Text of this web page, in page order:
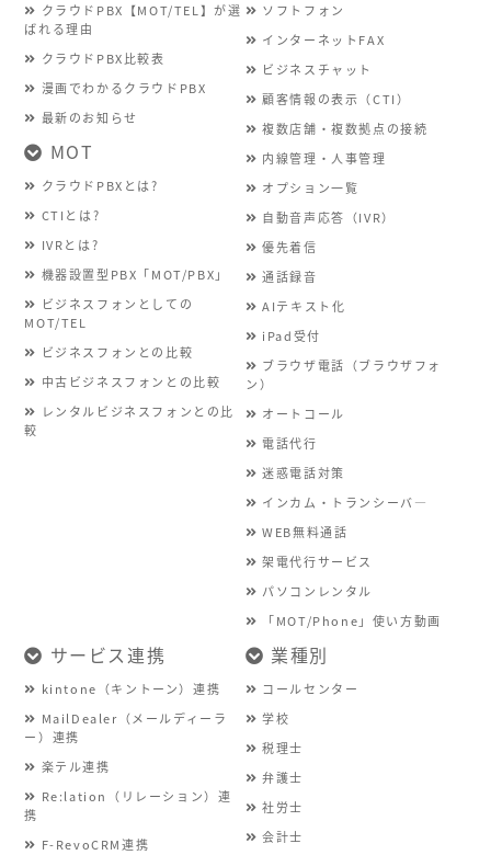
クラウドPBX【MOT/TEL】が選
ばれる理由
クラウドPBX比較表
漫画でわかるクラウドPBX
最新のお知らせ
MOT
クラウドPBXとは?
CTIとは?
IVRとは?
機器設置型PBX「MOT/PBX」
ビジネスフォンとしての
MOT/TEL
ビジネスフォンとの比較
中古ビジネスフォンとの比較
レンタルビジネスフォンとの比
較
ソフトフォン
インターネットFAX
ビジネスチャット
顧客情報の表示（CTI）
複数店舗・複数拠点の接続
内線管理・人事管理
オプション一覧
自動音声応答（IVR）
優先着信
通話録音
AIテキスト化
iPad受付
ブラウザ電話（ブラウザフォ
ン）
オートコール
電話代行
迷惑電話対策
インカム・トランシーバ―
WEB無料通話
架電代行サービス
パソコンレンタル
「MOT/Phone」使い方動画
サービス連携
kintone（キントーン）連携
MailDealer（メールディーラ
ー）連携
楽テル連携
Re:lation（リレーション）連
携
F-RevoCRM連携
業種別
コールセンター
学校
税理士
弁護士
社労士
会計士